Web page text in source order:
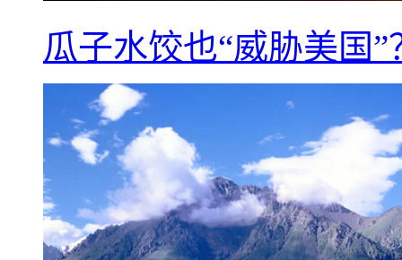
瓜子水饺也“威胁美国”